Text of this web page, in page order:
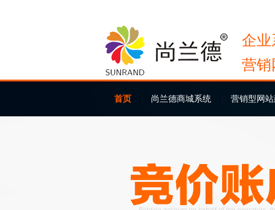
企业
营销
首页 尚兰德商城系统 营销型网